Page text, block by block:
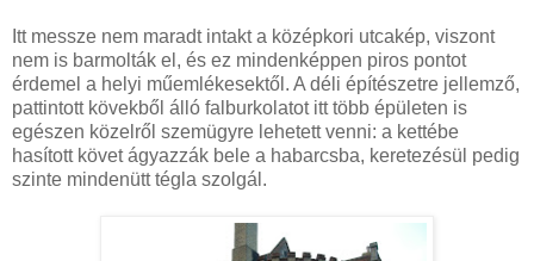
Itt messze nem maradt intakt a középkori utcakép, viszont
nem is barmolták el, és ez mindenképpen piros pontot
érdemel a helyi műemlékesektől. A déli építészetre jellemző,
pattintott kövekből álló falburkolatot itt több épületen is
egészen közelről szemügyre lehetett venni: a kettébe
hasított követ ágyazzák bele a habarcsba, keretezésül pedig
szinte mindenütt tégla szolgál.